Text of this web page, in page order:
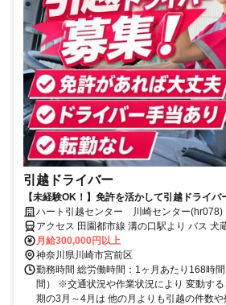
引越ドライバー
【未経験OK！】免許を活かして引越ドライ
保証で安心！その後、正社員登用あり
ハート引越センター 川崎センター(hr078)
アクセス 田園都市線 溝の口駅より バス 犬
月給300,000円以上
神奈川県川崎市宮前区
勤務時間 総労働時間：1ヶ月あたり168時
間） ※交通状況や作業状況により 変動す
期の3月～4月は 他の月よりも引越の件数や